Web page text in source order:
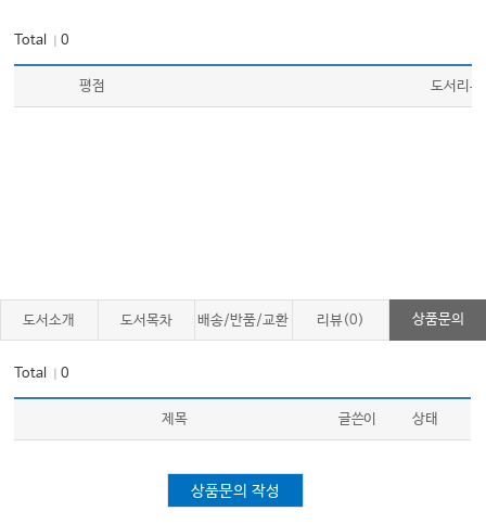
Total ｜0
평점 도서리뷰
도서소개 도서목차 배송/반품/교환 리뷰(0) 상품문의
Total ｜0
제목 글쓴이 상태
상품문의 작성